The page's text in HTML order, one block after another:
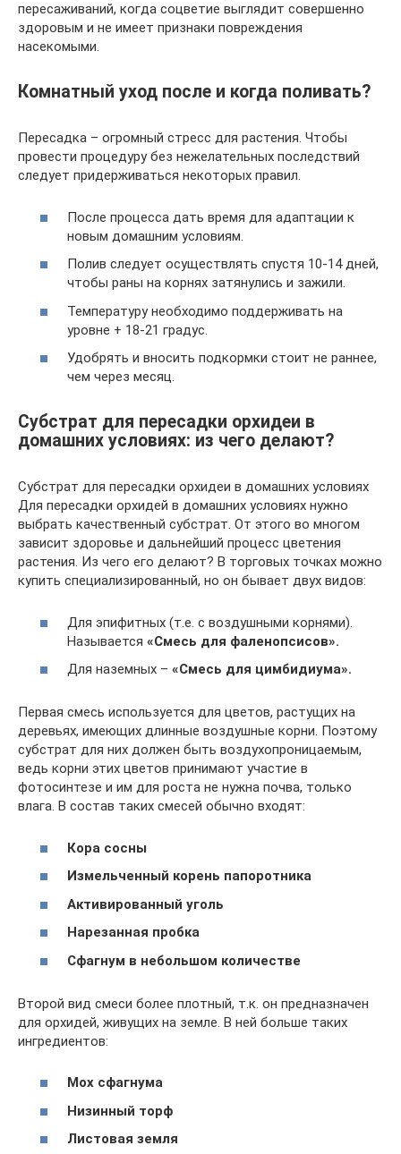
пересаживаний, когда соцветие выглядит совершенно
здоровым и не имеет признаки повреждения
насекомыми.
Комнатный уход после и когда поливать?
Пересадка – огромный стресс для растения. Чтобы
провести процедуру без нежелательных последствий
следует придерживаться некоторых правил.
После процесса дать время для адаптации к
новым домашним условиям.
Полив следует осуществлять спустя 10-14 дней,
чтобы раны на корнях затянулись и зажили.
Температуру необходимо поддерживать на
уровне + 18-21 градус.
Удобрять и вносить подкормки стоит не раннее,
чем через месяц.
Субстрат для пересадки орхидеи в
домашних условиях: из чего делают?
Субстрат для пересадки орхидеи в домашних условиях
Для пересадки орхидей в домашних условиях нужно
выбрать качественный субстрат. От этого во многом
зависит здоровье и дальнейший процесс цветения
растения. Из чего его делают? В торговых точках можно
купить специализированный, но он бывает двух видов:
Для эпифитных (т.е. с воздушными корнями).
Называется «Смесь для фаленопсисов».
Для наземных – «Смесь для цимбидиума».
Первая смесь используется для цветов, растущих на
деревьях, имеющих длинные воздушные корни. Поэтому
субстрат для них должен быть воздухопроницаемым,
ведь корни этих цветов принимают участие в
фотосинтезе и им для роста не нужна почва, только
влага. В состав таких смесей обычно входят:
Кора сосны
Измельченный корень папоротника
Активированный уголь
Нарезанная пробка
Сфагнум в небольшом количестве
Второй вид смеси более плотный, т.к. он предназначен
для орхидей, живущих на земле. В ней больше таких
ингредиентов:
Мох сфагнума
Низинный торф
Листовая земля